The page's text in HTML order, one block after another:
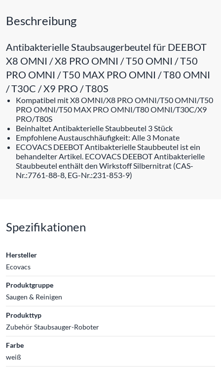
Beschreibung
Antibakterielle Staubsaugerbeutel für DEEBOT
X8 OMNI / X8 PRO OMNI / T50 OMNI / T50
PRO OMNI / T50 MAX PRO OMNI / T80 OMNI
/ T30C / X9 PRO / T80S
Kompatibel mit X8 OMNI/X8 PRO OMNI/T50 OMNI/T50
PRO OMNI/T50 MAX PRO OMNI/T80 OMNI/T30C/X9
PRO/T80S
Beinhaltet Antibakterielle Staubbeutel 3 Stück
Empfohlene Austauschhäufigkeit: Alle 3 Monate
ECOVACS DEEBOT Antibakterielle Staubbeutel ist ein
behandelter Artikel. ECOVACS DEEBOT Antibakterielle
Staubbeutel enthält den Wirkstoff Silbernitrat (CAS-
Nr.:7761-88-8, EG-Nr.:231-853-9)
Spezifikationen
Hersteller
Ecovacs
Produktgruppe
Saugen & Reinigen
Produkttyp
Zubehör Staubsauger-Roboter
Farbe
weiß